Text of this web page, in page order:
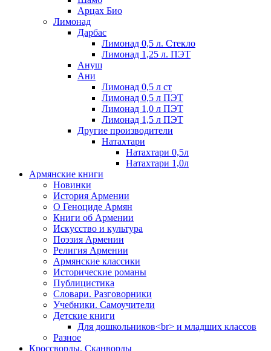
Арцах Био
Лимонад
Дарбас
Лимонад 0,5 л. Стекло
Лимонад 1,25 л. ПЭТ
Ануш
Ани
Лимонад 0,5 л ст
Лимонад 0,5 л ПЭТ
Лимонад 1,0 л ПЭТ
Лимонад 1,5 л ПЭТ
Другие производители
Натахтари
Натахтари 0,5л
Натахтари 1,0л
Армянские книги
Новинки
История Армении
О Геноциде Армян
Книги об Армении
Иcкусство и культура
Поэзия Армении
Религия Армении
Армянские классики
Исторические романы
Публицистика
Словари. Разговорники
Учебники. Самоучители
Детские книги
Для дошкольников<br> и младших классов
Разное
Кроссворды. Сканворды